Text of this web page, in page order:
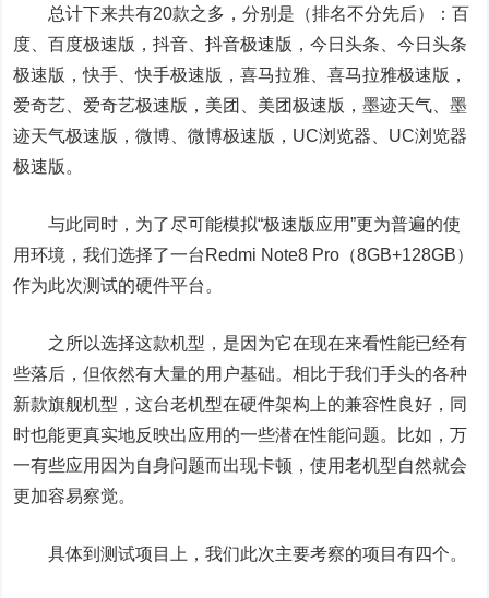
总计下来共有20款之多，分别是（排名不分先后）：百
度、百度极速版，抖音、抖音极速版，今日头条、今日头条
极速版，快手、快手极速版，喜马拉雅、喜马拉雅极速版，
爱奇艺、爱奇艺极速版，美团、美团极速版，墨迹天气、墨
迹天气极速版，微博、微博极速版，UC浏览器、UC浏览器
极速版。
与此同时，为了尽可能模拟“极速版应用”更为普遍的使
用环境，我们选择了一台Redmi Note8 Pro（8GB+128GB）
作为此次测试的硬件平台。
之所以选择这款机型，是因为它在现在来看性能已经有
些落后，但依然有大量的用户基础。相比于我们手头的各种
新款旗舰机型，这台老机型在硬件架构上的兼容性良好，同
时也能更真实地反映出应用的一些潜在性能问题。比如，万
一有些应用因为自身问题而出现卡顿，使用老机型自然就会
更加容易察觉。
具体到测试项目上，我们此次主要考察的项目有四个。